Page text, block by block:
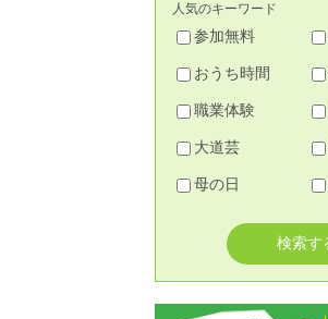
人気のキーワード
参加無料
おうち時間
職業体験
大道芸
母の日